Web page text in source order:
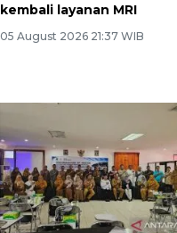
kembali layanan MRI
05 August 2026 21:37 WIB